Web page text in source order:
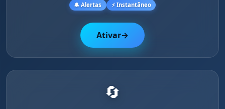
🔔 Alertas ⚡ Instantâneo
Ativar→
🔄